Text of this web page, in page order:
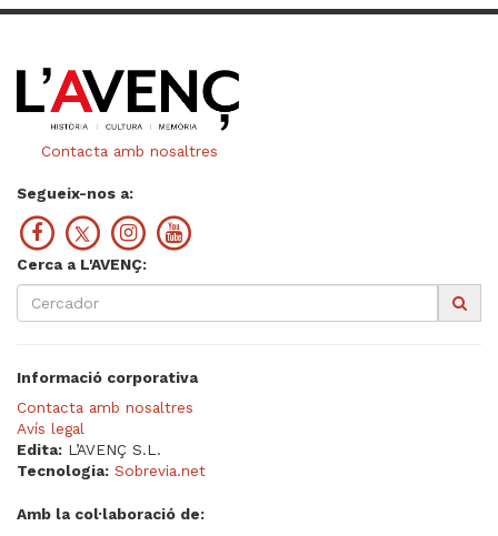
Contacta amb nosaltres
Segueix-nos a:
Cerca a L'AVENÇ:
Informació corporativa
Contacta amb nosaltres
Avís legal
Edita: L’AVENÇ S.L.
Tecnologia: Sobrevia.net
Amb la col·laboració de: